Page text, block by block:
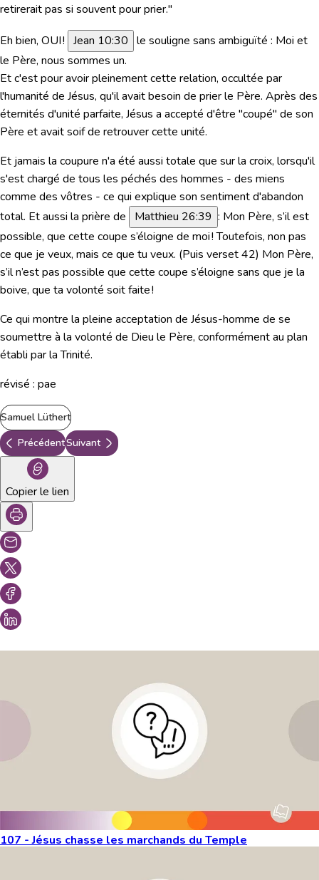
retirerait pas si souvent pour prier."
Eh bien, OUI ! Jean 10:30 le souligne sans ambiguïté : Moi et
le Père, nous sommes un.
Et c'est pour avoir pleinement cette relation, occultée par
l'humanité de Jésus, qu'il avait besoin de prier le Père. Après des
éternités d'unité parfaite, Jésus a accepté d'être "coupé" de son
Père et avait soif de retrouver cette unité.
Et jamais la coupure n'a été aussi totale que sur la croix, lorsqu'il
s'est chargé de tous les péchés des hommes - des miens
comme des vôtres - ce qui explique son sentiment d'abandon
total. Et aussi la prière de Matthieu 26:39 : Mon Père, s’il est
possible, que cette coupe s’éloigne de moi ! Toutefois, non pas
ce que je veux, mais ce que tu veux. (Puis verset 42) Mon Père,
s’il n’est pas possible que cette coupe s’éloigne sans que je la
boive, que ta volonté soit faite !
Ce qui montre la pleine acceptation de Jésus-homme de se
soumettre à la volonté de Dieu le Père, conformément au plan
établi par la Trinité.
révisé : pae
Samuel Lüthert
PrécédentSuivant
Copier le lien
107 - Jésus chasse les marchands du Temple